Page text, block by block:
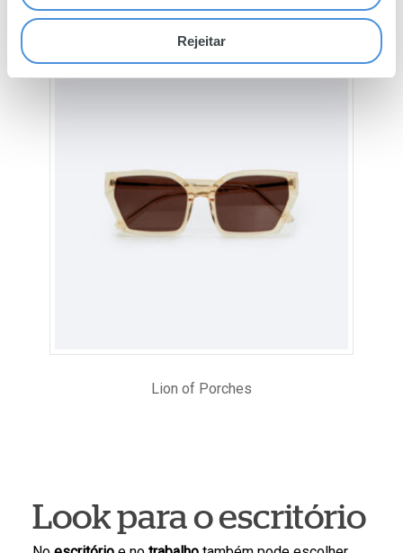
Rejeitar
Lion of Porches
Look para o escritório